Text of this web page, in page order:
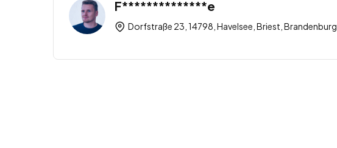
F**************e
Dorfstraße 23, 14798, Havelsee, Briest, Brandenburg